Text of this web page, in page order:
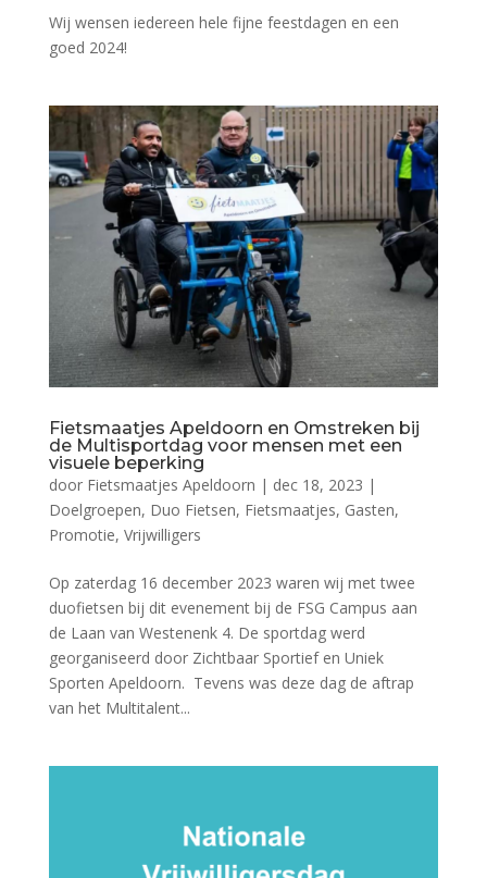
Wij wensen iedereen hele fijne feestdagen en een
goed 2024!
Fietsmaatjes Apeldoorn en Omstreken bij
de Multisportdag voor mensen met een
visuele beperking
door Fietsmaatjes Apeldoorn | dec 18, 2023 |
Doelgroepen, Duo Fietsen, Fietsmaatjes, Gasten,
Promotie, Vrijwilligers
Op zaterdag 16 december 2023 waren wij met twee
duofietsen bij dit evenement bij de FSG Campus aan
de Laan van Westenenk 4. De sportdag werd
georganiseerd door Zichtbaar Sportief en Uniek
Sporten Apeldoorn. Tevens was deze dag de aftrap
van het Multitalent...